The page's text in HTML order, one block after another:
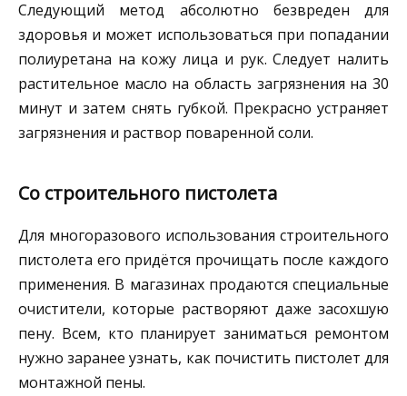
Следующий метод абсолютно безвреден для
здоровья и может использоваться при попадании
полиуретана на кожу лица и рук. Следует налить
растительное масло на область загрязнения на 30
минут и затем снять губкой. Прекрасно устраняет
загрязнения и раствор поваренной соли.
Со строительного пистолета
Для многоразового использования строительного
пистолета его придётся прочищать после каждого
применения. В магазинах продаются специальные
очистители, которые растворяют даже засохшую
пену. Всем, кто планирует заниматься ремонтом
нужно заранее узнать, как почистить пистолет для
монтажной пены.